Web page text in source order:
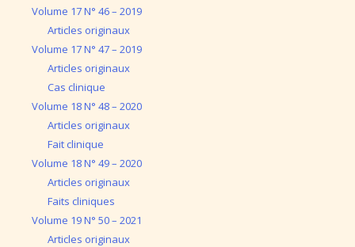
Volume 17 N° 46 – 2019
Articles originaux
Volume 17 N° 47 – 2019
Articles originaux
Cas clinique
Volume 18 N° 48 – 2020
Articles originaux
Fait clinique
Volume 18 N° 49 – 2020
Articles originaux
Faits cliniques
Volume 19 N° 50 – 2021
Articles originaux